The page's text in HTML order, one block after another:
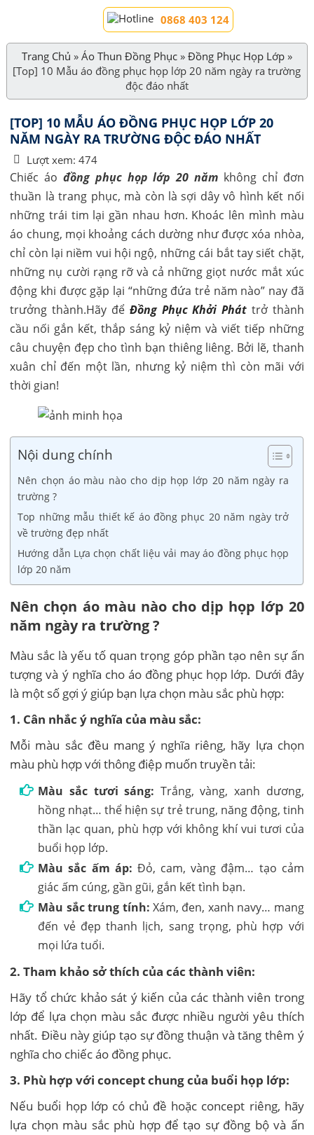
0868 403 124
Trang Chủ » Áo Thun Đồng Phục» Đồng Phục Họp Lớp»
[Top] 10 Mẫu áo đồng phục họp lớp 20 năm ngày ra trường
độc đáo nhất
[TOP] 10 MẪU ÁO ĐỒNG PHỤC HỌP LỚP 20
NĂM NGÀY RA TRƯỜNG ĐỘC ĐÁO NHẤT
Lượt xem: 474
Chiếc áo đồng phục họp lớp 20 năm không chỉ đơn
thuần là trang phục, mà còn là sợi dây vô hình kết nối
những trái tim lại gần nhau hơn. Khoác lên mình màu
áo chung, mọi khoảng cách dường như được xóa nhòa,
chỉ còn lại niềm vui hội ngộ, những cái bắt tay siết chặt,
những nụ cười rạng rỡ và cả những giọt nước mắt xúc
động khi được gặp lại “những đứa trẻ năm nào” nay đã
trưởng thành.Hãy để Đồng Phục Khởi Phát trở thành
cầu nối gắn kết, thắp sáng kỷ niệm và viết tiếp những
câu chuyện đẹp cho tình bạn thiêng liêng. Bởi lẽ, thanh
xuân chỉ đến một lần, nhưng kỷ niệm thì còn mãi với
thời gian!
Nội dung chính
Nên chọn áo màu nào cho dịp họp lớp 20 năm ngày ra
trường ?
Top những mẫu thiết kế áo đồng phục 20 năm ngày trở
về trường đẹp nhất
Hướng dẫn Lựa chọn chất liệu vải may áo đồng phục họp
lớp 20 năm
Nên chọn áo màu nào cho dịp họp lớp 20
năm ngày ra trường ?
Màu sắc là yếu tố quan trọng góp phần tạo nên sự ấn
tượng và ý nghĩa cho áo đồng phục họp lớp. Dưới đây
là một số gợi ý giúp bạn lựa chọn màu sắc phù hợp:
1. Cân nhắc ý nghĩa của màu sắc:
Mỗi màu sắc đều mang ý nghĩa riêng, hãy lựa chọn
màu phù hợp với thông điệp muốn truyền tải:
Màu sắc tươi sáng: Trắng, vàng, xanh dương,
hồng nhạt… thể hiện sự trẻ trung, năng động, tinh
thần lạc quan, phù hợp với không khí vui tươi của
buổi họp lớp.
Màu sắc ấm áp: Đỏ, cam, vàng đậm… tạo cảm
giác ấm cúng, gần gũi, gắn kết tình bạn.
Màu sắc trung tính: Xám, đen, xanh navy… mang
đến vẻ đẹp thanh lịch, sang trọng, phù hợp với
mọi lứa tuổi.
2. Tham khảo sở thích của các thành viên:
Hãy tổ chức khảo sát ý kiến của các thành viên trong
lớp để lựa chọn màu sắc được nhiều người yêu thích
nhất. Điều này giúp tạo sự đồng thuận và tăng thêm ý
nghĩa cho chiếc áo đồng phục.
3. Phù hợp với concept chung của buổi họp lớp:
Nếu buổi họp lớp có chủ đề hoặc concept riêng, hãy
lựa chọn màu sắc phù hợp để tạo sự đồng bộ và ấn